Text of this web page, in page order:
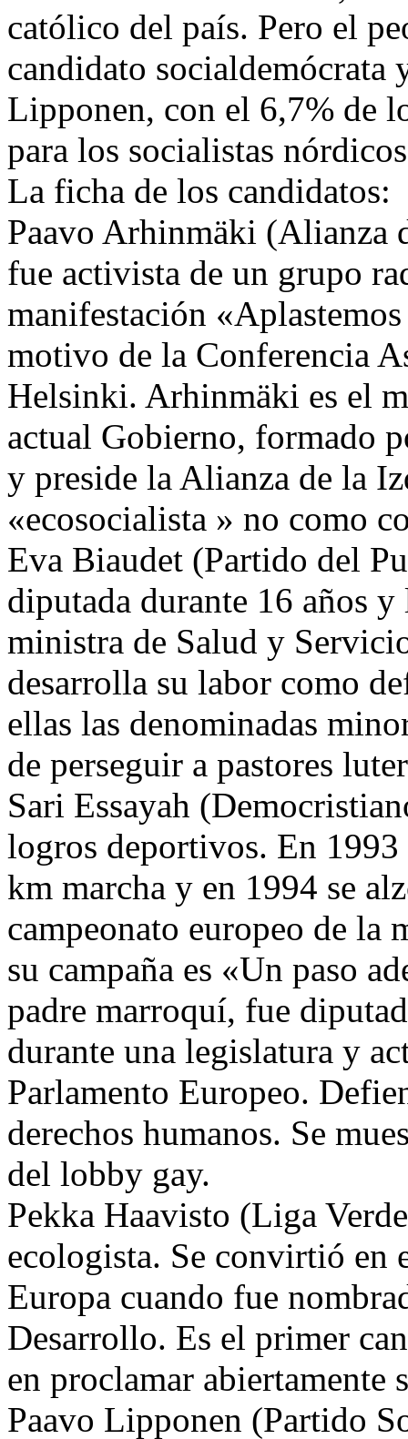
católico del país. Pero el
candidato
Lipponen, con el 6,7% de
para los socialistas
La ficha de los candidatos:
Paavo Arhinmäki (Alianza
fue activista de un grupo
manifestación
motivo de la Conferencia
Helsinki. Arhinmäki es el
actual Gobierno, formado
y preside la Alianza de la
«ecosocialista » no como
Eva Biaudet (Partido del
diputada durante 16 años
ministra de Salud y
desarrolla su labor como
ellas las denominadas
de perseguir a pastores
Sari Essayah
logros deportivos. En
km marcha y en 1994 se
campeonato europeo de la
su campaña es «Un paso
padre marroquí, fue
durante una legislatura y
Parlamento Europeo.
derechos humanos. Se
del lobby gay.
Pekka Haavisto (Liga
ecologista. Se convirtió en
Europa cuando fue
Desarrollo. Es el primer
en proclamar abiertamente
Paavo Lipponen (Partido